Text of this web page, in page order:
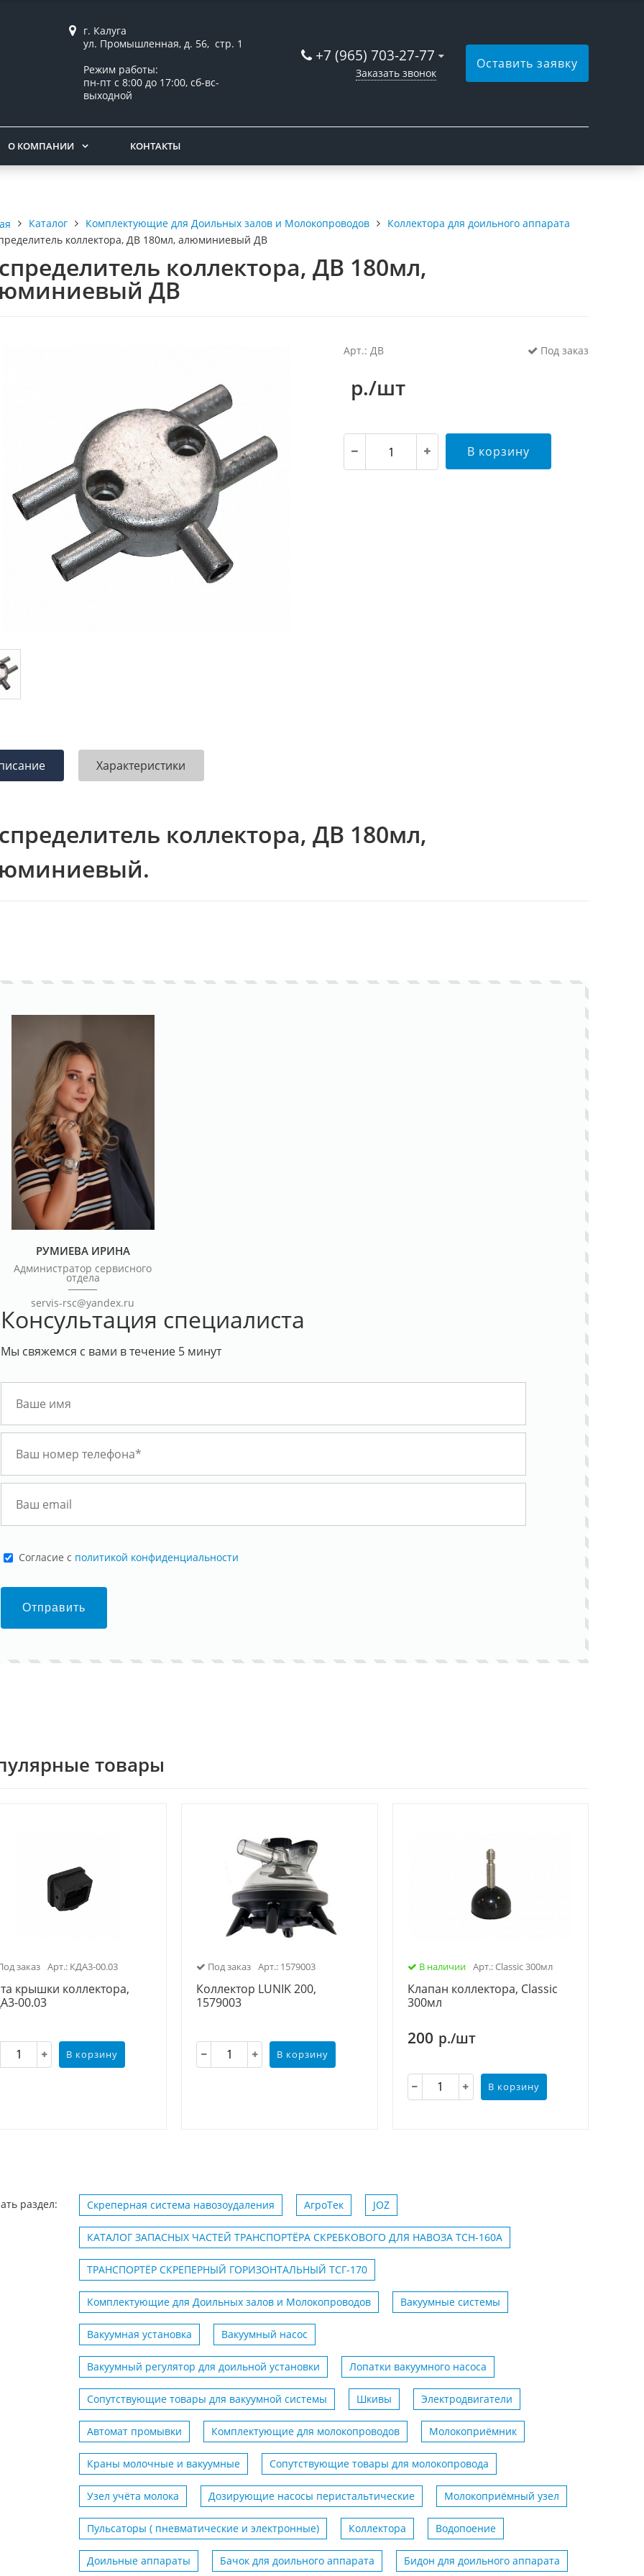
г. Калуга
ул. Промышленная, д. 56, стр. 1
Режим работы:
пн-пт с 8:00 до 17:00, сб-вс-
выходной
+7 (965) 703-27-77
Заказать звонок
Оставить заявку
О КОМПАНИИ КОНТАКТЫ
Каталог Комплектующие для Доильных залов и Молокопроводов
Коллектора для доильного аппарата
коллектора, ДВ 180мл, алюминиевый ДВ
коллектора, ДВ 180мл,
ДВ
Арт.: ДВ Под заказ
р./шт
В корзину
Характеристики
коллектора, ДВ 180мл,
РУМИЕВА ИРИНА
Администратор сервисного
отдела
servis-rsc@yandex.ru
Консультация специалиста
Мы свяжемся с вами в течение 5 минут
Cогласие с политикой конфиденциальности
Отправить
товары
заказ Арт.: КДА3-00.03
крышки коллектора,
00.03
В корзину
Под заказ Арт.: 1579003
Коллектор LUNIK 200,
1579003
В корзину
В наличии Арт.: Classic 300мл
Клапан коллектора, Classic
300мл
200 р./шт
В корзину
раздел: Скреперная система навозоудаления АгроТек JOZ
КАТАЛОГ ЗАПАСНЫХ ЧАСТЕЙ ТРАНСПОРТЁРА СКРЕБКОВОГО ДЛЯ НАВОЗА ТСН-160А
ТРАНСПОРТЁР СКРЕПЕРНЫЙ ГОРИЗОНТАЛЬНЫЙ ТСГ-170
Комплектующие для Доильных залов и Молокопроводов Вакуумные системы
Вакуумная установка Вакуумный насос
Вакуумный регулятор для доильной установки Лопатки вакуумного насоса
Сопутствующие товары для вакуумной системы Шкивы Электродвигатели
Автомат промывки Комплектующие для молокопроводов Молокоприёмник
Краны молочные и вакуумные Сопутствующие товары для молокопровода
Узел учёта молока Дозирующие насосы перистальтические Молокоприёмный узел
Пульсаторы ( пневматические и электронные) Коллектора Водопоение
Доильные аппараты Бачок для доильного аппарата Бидон для доильного аппарата